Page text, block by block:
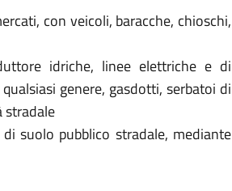
con veicoli, baracche, chioschi,
idriche, linee elettriche e di
genere, gasdotti, serbatoi di
stradale
suolo pubblico stradale, mediante